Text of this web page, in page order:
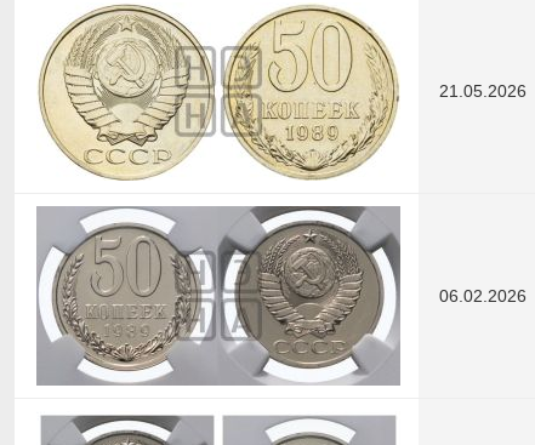
21.05.2026
06.02.2026